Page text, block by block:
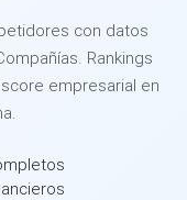
con datos
Rankings
empresarial en